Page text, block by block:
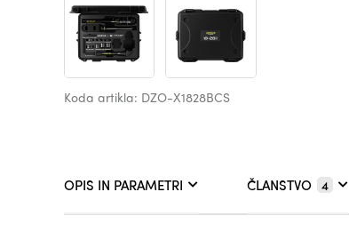
Koda artikla: DZO-X1828BCS
OPIS IN PARAMETRI ČLANSTVO 4